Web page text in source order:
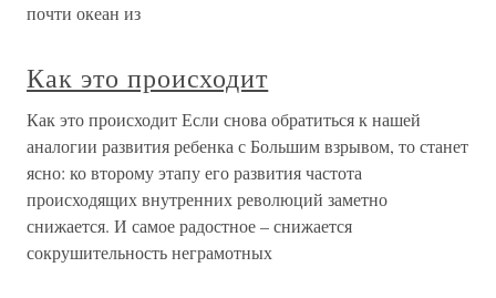
почти океан из
Как это происходит
Как это происходит Если снова обратиться к нашей
аналогии развития ребенка с Большим взрывом, то станет
ясно: ко второму этапу его развития частота
происходящих внутренних революций заметно
снижается. И самое радостное – снижается
сокрушительность неграмотных